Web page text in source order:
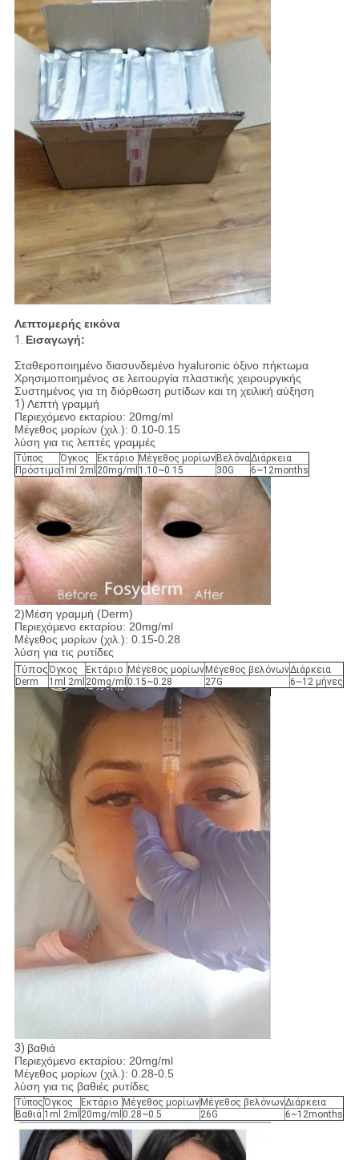
Λεπτομερής εικόνα
1. Εισαγωγή:
Σταθεροποιημένο διασυνδεμένο hyaluronic όξινο πήκτωμα
Χρησιμοποιημένος σε λειτουργία πλαστικής χειρουργικής
Συστημένος για τη διόρθωση ρυτίδων και τη χειλική αύξηση
1) Λεπτή γραμμή
Περιεχόμενο εκταρίου: 20mg/ml
Μέγεθος μορίων (χιλ.): 0.10-0.15
λύση για τις λεπτές γραμμές
Τύπος Όγκος Εκτάριο Μέγεθος μορίωνΒελόναΔιάρκεια
Πρόστιμο1ml 2ml 20mg/ml 1.10~0.15 30G 6~12months
2)Μέση γραμμή (Derm)
Περιεχόμενο εκταρίου: 20mg/ml
Μέγεθος μορίων (χιλ.): 0.15-0.28
λύση για τις ρυτίδες
ΤύποςΌγκος Εκτάριο Μέγεθος μορίωνΜέγεθος βελόνωνΔιάρκεια
Derm
1ml 2ml 20mg/ml 0.15~0.28 27G 6~12 μήνες
3) βαθιά
Περιεχόμενο εκταρίου: 20mg/ml
Μέγεθος μορίων (χιλ.): 0.28-0.5
λύση για τις βαθιές ρυτίδες
ΤύποςΌγκος Εκτάριο Μέγεθος μορίων Μέγεθος βελόνωνΔιάρκεια
Βαθιά 1ml 2ml 20mg/ml 0.28~0.5 26G 6~12months